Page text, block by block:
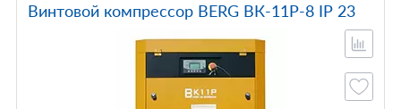
Винтовой компрессор BERG ВК-11Р-8 IP 23